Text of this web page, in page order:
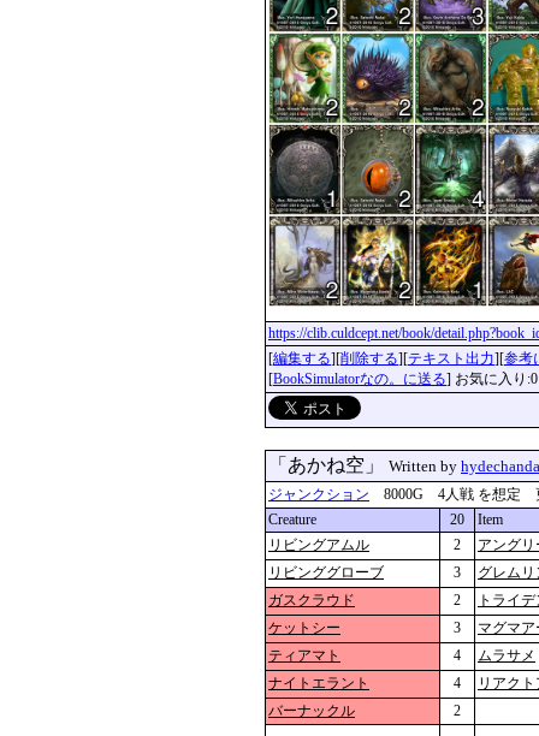
https://clib.culdcept.net/book/
[編集する][削除する][テキスト出力][参考
[BookSimulatorなの。に送る] お気に入り:0
「あかね空」 Written by
ジャンクション 8000G 4人戦 を想定 更
Creature
20
Item
リビングアムル
2
アング
リビンググローブ
3
グレム
ガスクラウド
2
トライ
ケットシー
3
マグマ
ティアマト
4
ムラサメ
ナイトエラント
4
リアク
バーナックル
2